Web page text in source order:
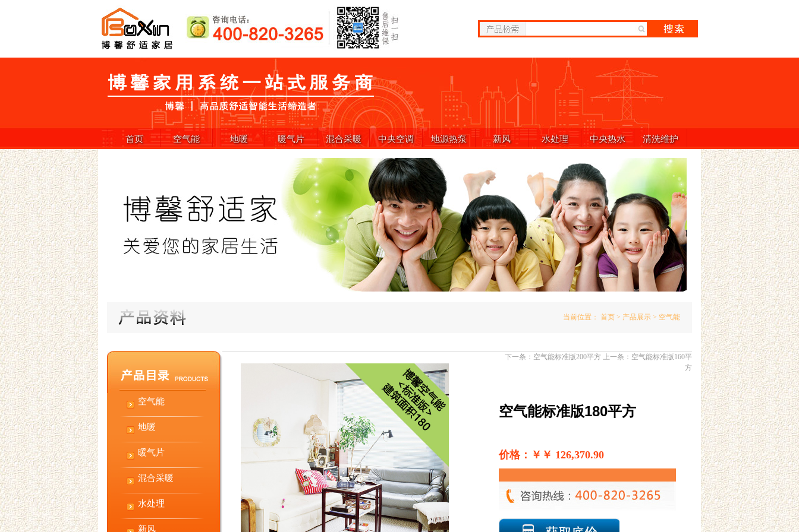
首页 空气能 地暖 暖气片 混合采暖 中央空调 地源热泵 新风 水处理 中央热水 清洗维护
当前位置： 首页 > 产品展示 > 空气能
空气能
地暖
暖气片
混合采暖
水处理
新风
下一条： 空气能标准版200平方 上一条： 空气能标准版160平
方
空气能标准版180平方
价格：￥￥ 126,370.90